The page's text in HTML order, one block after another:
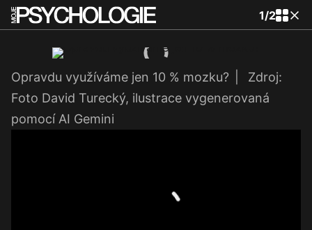
1/2
Opravdu využíváme jen 10 % mozku?
Zdroj:
Foto David Turecký, ilustrace vygenerovaná
pomocí AI Gemini